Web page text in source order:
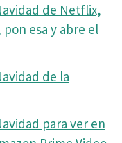
de Netflix,
esa y abre el
de la
para ver en